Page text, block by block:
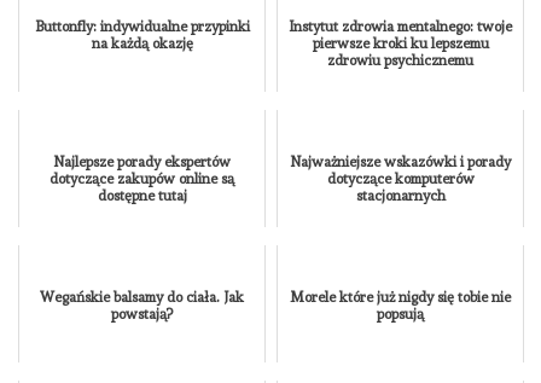
Buttonfly: indywidualne przypinki
na każdą okazję
Instytut zdrowia mentalnego: twoje
pierwsze kroki ku lepszemu
zdrowiu psychicznemu
Najlepsze porady ekspertów
dotyczące zakupów online są
dostępne tutaj
Najważniejsze wskazówki i porady
dotyczące komputerów
stacjonarnych
Wegańskie balsamy do ciała. Jak
powstają?
Morele które już nigdy się tobie nie
popsują